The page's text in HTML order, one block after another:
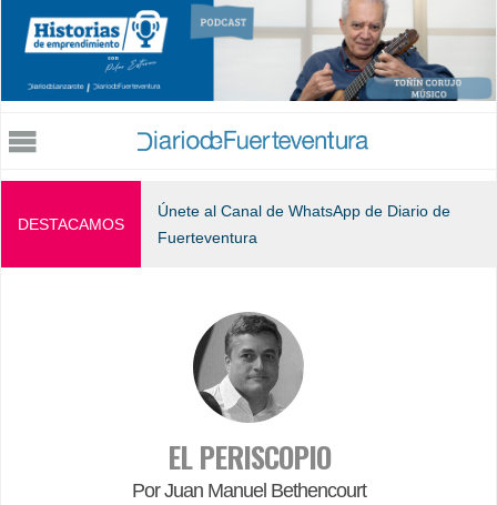
Jump to navigation
DESTACAMOS
Únete al Canal de WhatsApp de Diario de
Fuerteventura
EL PERISCOPIO
Por Juan Manuel Bethencourt